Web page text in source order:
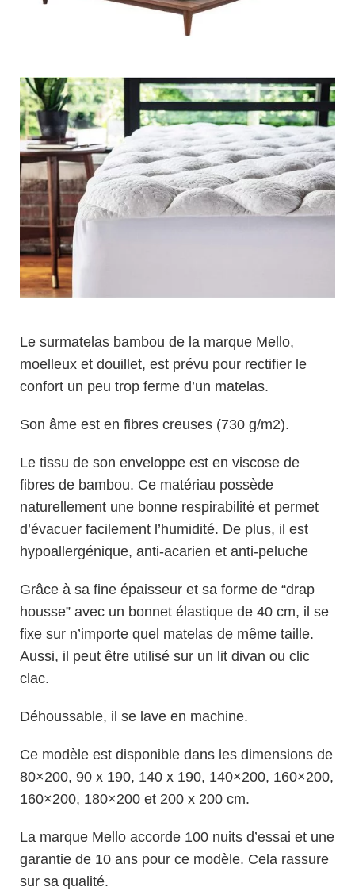
Le surmatelas bambou de la marque Mello,
moelleux et douillet, est prévu pour rectifier le
confort un peu trop ferme d’un matelas.
Son âme est en fibres creuses (730 g/m2).
Le tissu de son enveloppe est en viscose de
fibres de bambou. Ce matériau possède
naturellement une bonne respirabilité et permet
d’évacuer facilement l’humidité. De plus, il est
hypoallergénique, anti-acarien et anti-peluche
Grâce à sa fine épaisseur et sa forme de “drap
housse” avec un bonnet élastique de 40 cm, il se
fixe sur n’importe quel matelas de même taille.
Aussi, il peut être utilisé sur un lit divan ou clic
clac.
Déhoussable, il se lave en machine.
Ce modèle est disponible dans les dimensions de
80×200, 90 x 190, 140 x 190, 140×200, 160×200,
160×200, 180×200 et 200 x 200 cm.
La marque Mello accorde 100 nuits d’essai et une
garantie de 10 ans pour ce modèle. Cela rassure
sur sa qualité.